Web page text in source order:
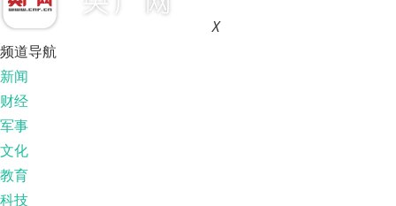
X
频道导航
新闻
财经
军事
文化
教育
科技